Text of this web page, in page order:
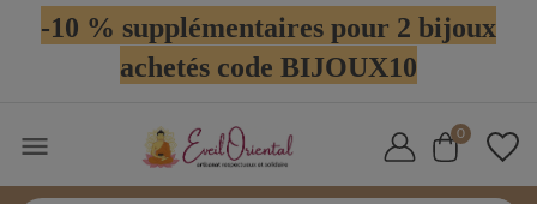
-10 % supplémentaires pour 2 bijoux
achetés code BIJOUX10
 0